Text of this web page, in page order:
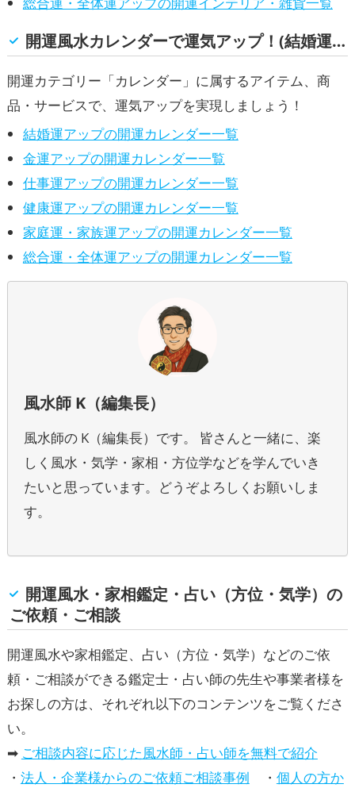
開運風水カレンダーで運気アップ！(結婚運, 金運, 仕事運, 健康運, 家庭運・家族運, 総合運・全体運)
開運カテゴリー「カレンダー」に属するアイテム、商
品・サービスで、運気アップを実現しましょう！
結婚運アップの開運カレンダー一覧
金運アップの開運カレンダー一覧
仕事運アップの開運カレンダー一覧
健康運アップの開運カレンダー一覧
家庭運・家族運アップの開運カレンダー一覧
総合運・全体運アップの開運カレンダー一覧
風水師 K（編集長）
風水師の K（編集長）です。 皆さんと一緒に、楽
しく風水・気学・家相・方位学などを学んでいき
たいと思っています。どうぞよろしくお願いしま
す。
開運風水・家相鑑定・占い（方位・気学）の
ご依頼・ご相談
開運風水や家相鑑定、占い（方位・気学）などのご依
頼・ご相談ができる鑑定士・占い師の先生や事業者様を
お探しの方は、それぞれ以下のコンテンツをご覧くださ
い。
➡ ご相談内容に応じた風水師・占い師を無料で紹介
・ 法人・企業様からのご依頼ご相談事例 ・ 個人の方か